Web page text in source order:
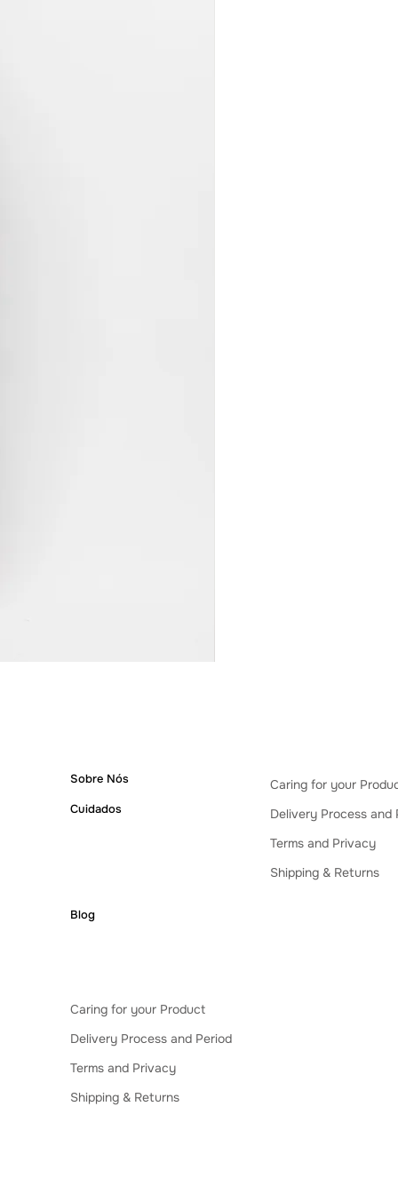
Sobre Nós
Cuidados
Caring for your
Delivery Process and
Terms and Privacy
Shipping & Returns
Blog
Caring for your Product
Delivery Process and Period
Terms and Privacy
Shipping & Returns